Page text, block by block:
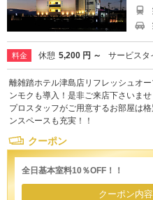
料金 休憩 5,200 円 ～ サービスタ
離雑踏ホテル津島店リフレッシュオ
ンモクも導入！是非ご来店下さいま
プロスタッフがご用意するお部屋は
ンスペースも充実！！
クーポン
全日基本室料10％OFF！！
クーポン内